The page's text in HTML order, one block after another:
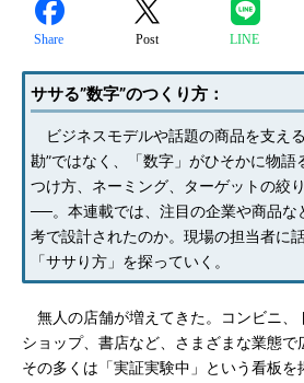
Share Post LINE
ササる”数字”のつくり方：
ビジネスモデルや話題の商品を支え
勘”ではなく、「数字」がひそかに物語
つけ方、ネーミング、ターゲットの絞
──。本連載では、注目の企業や商品な
考で設計されたのか。現場の担当者に
「ササり方」を探っていく。
無人の店舗が増えてきた。コンビニ、
ショップ、書店など、さまざまな業態で
その多くは「実証実験中」という看板を